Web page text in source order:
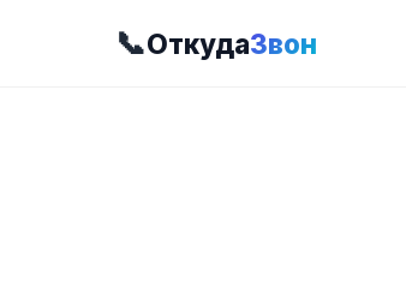
📞ОткудаЗвон